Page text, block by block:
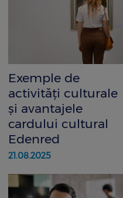
Exemple de
activități culturale
și avantajele
cardului cultural
Edenred
21.08.2025